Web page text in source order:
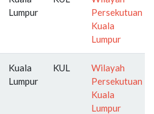
Lumpur
Persekutuan
Kuala
Lumpur
Kuala
Lumpur
KUL
Wilayah
Persekutuan
Kuala
Lumpur